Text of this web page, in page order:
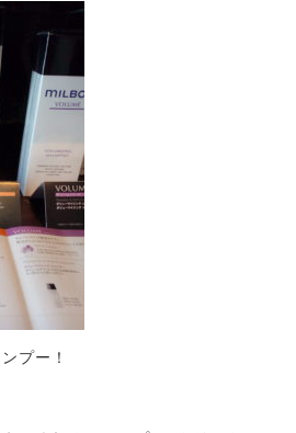
プー！